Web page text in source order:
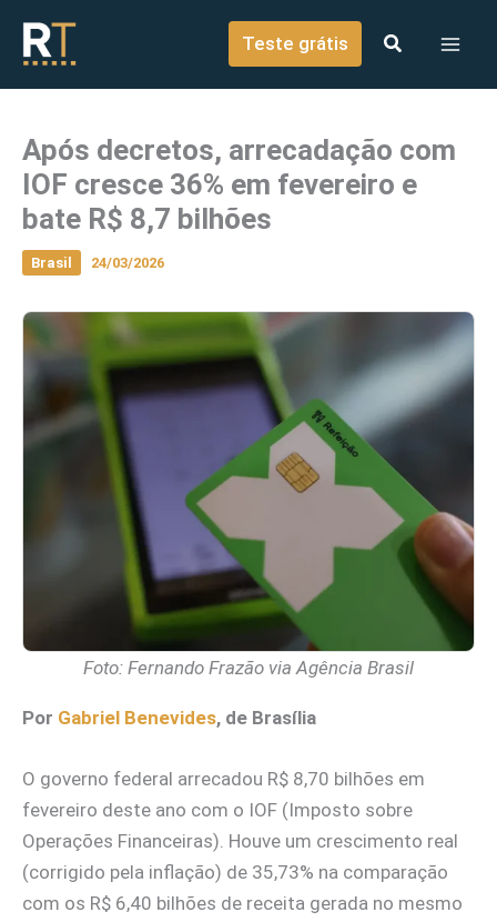
conteúdo
Teste grátis
Após decretos, arrecadação com
IOF cresce 36% em fevereiro e
bate R$ 8,7 bilhões
Brasil 24/03/2026
Foto: Fernando Frazão via Agência Brasil
Por Gabriel Benevides, de Brasília
O governo federal arrecadou R$ 8,70 bilhões em
fevereiro deste ano com o IOF (Imposto sobre
Operações Financeiras). Houve um crescimento real
(corrigido pela inflação) de 35,73% na comparação
com os R$ 6,40 bilhões de receita gerada no mesmo